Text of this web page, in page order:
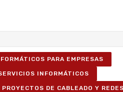
PARA EMPRESAS
INFORMÁTICOS
PROYECTOS DE CABLEADO Y